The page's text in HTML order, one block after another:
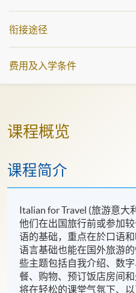
衔接途径
费用及入学条件
课程概览
课程简介
Italian for Travel (旅游意
他们在出国旅行前或参加
语的基础，重点在於口语
语言基础也能在国外旅游
些主题包括自我介绍、数
餐、购物、预订饭店房间
将在轻松的课堂气氛下、